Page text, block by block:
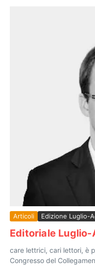
Articoli Edizione Luglio-
Editoriale
care lettrici, cari lettori, è
Congresso del